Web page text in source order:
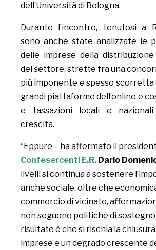
dell’Università di Bologna.
Durante l’incontro, tenutosi a
sono anche state analizzate le
delle imprese della
del settore, strette fra una
più imponente e spesso scorretta
grandi piattaforme dell’online e
e tassazioni locali e
crescita.
“Eppure – ha affermato il
Confesercenti E.R. Dario
livelli si continua a sostenere
anche sociale, oltre che
commercio di vicinato,
non seguono politiche di
risultato è che si rischia la
imprese e un degrado crescente